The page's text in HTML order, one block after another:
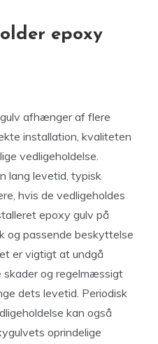
epoxy
afhænger af flere
installation, kvaliteten
vedligeholdelse.
lang levetid, typisk
hvis de vedligeholdes
epoxy gulv på
og passende beskyttelse
er vigtigt at undgå
skader og regelmæssigt
dets levetid. Periodisk
kan også
oprindelige